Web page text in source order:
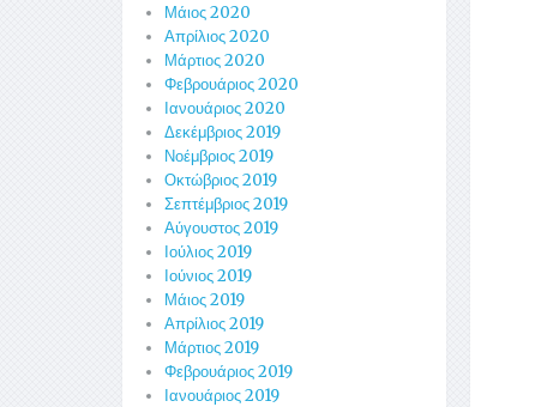
Μάιος 2020
Απρίλιος 2020
Μάρτιος 2020
Φεβρουάριος 2020
Ιανουάριος 2020
Δεκέμβριος 2019
Νοέμβριος 2019
Οκτώβριος 2019
Σεπτέμβριος 2019
Αύγουστος 2019
Ιούλιος 2019
Ιούνιος 2019
Μάιος 2019
Απρίλιος 2019
Μάρτιος 2019
Φεβρουάριος 2019
Ιανουάριος 2019